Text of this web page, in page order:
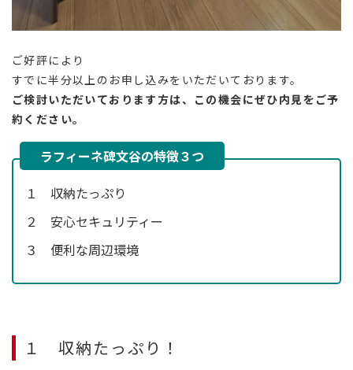
ご好評により
すでに半分以上のお申し込みをいただいております。
ご検討いただいております方は、この機会にぜひ内見をご予
約ください。
ラフィーネ碑文谷の特徴３つ
１ 収納たっぷり
２ 安心セキュリティー
３ 便利な周辺環境
１ 収納たっぷり！